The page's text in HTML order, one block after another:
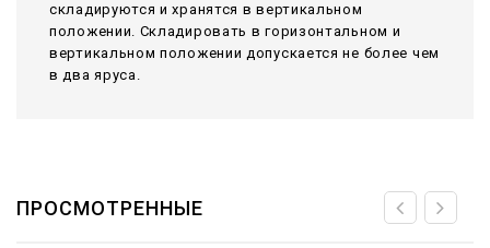
складируются и хранятся в вертикальном
положении. Складировать в горизонтальном и
вертикальном положении допускается не более чем
в два яруса.
ПРОСМОТРЕННЫЕ